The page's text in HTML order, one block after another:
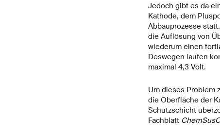
Jedoch gibt es da
Kathode, dem
Abbauprozesse
die Auflösung von
wiederum einen
Deswegen laufen
maximal 4,3 Volt.
Um dieses Problem
die Oberfläche der
Schutzschicht
Fachblatt